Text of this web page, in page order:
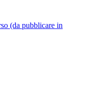
(da pubblicare in